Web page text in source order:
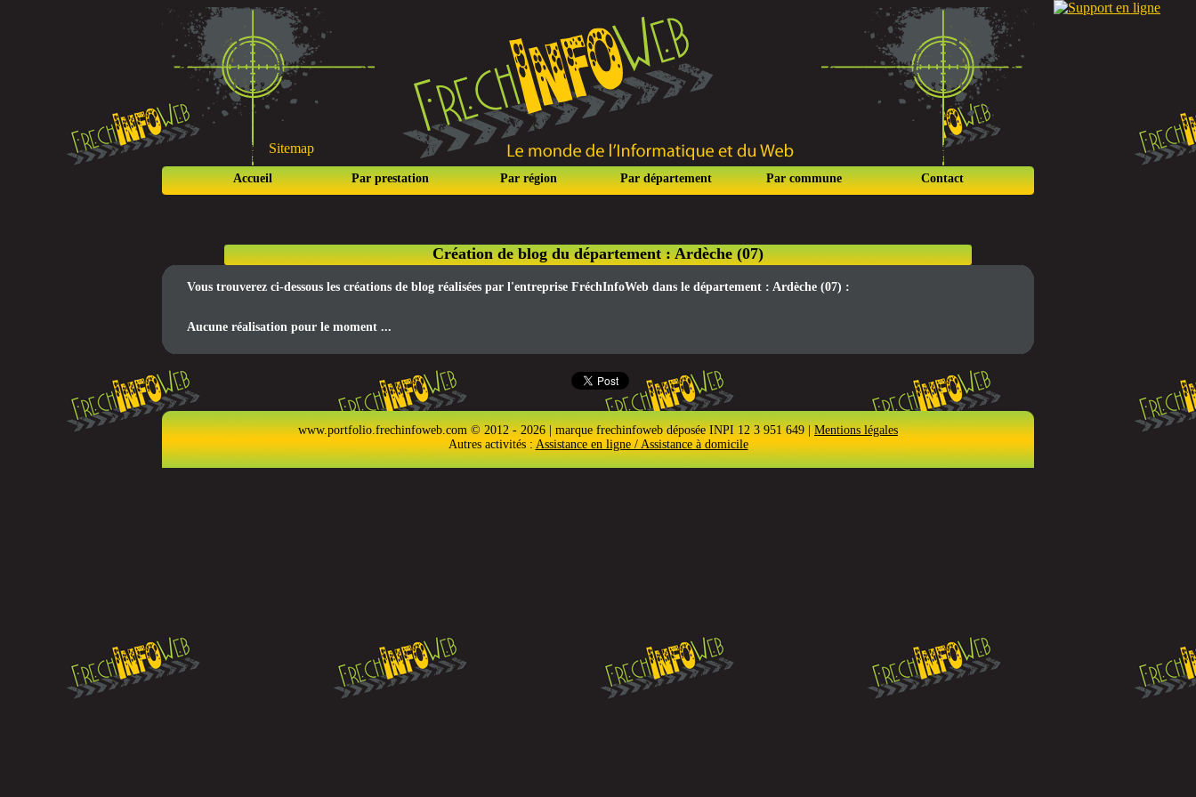
Sitemap
Accueil Par prestation Par région Par département Par commune Contact
Création de blog du département : Ardèche (07)
Vous trouverez ci-dessous les créations de blog réalisées par l'entreprise FréchInfoWeb dans le département : Ardèche (07) :
Aucune réalisation pour le moment ...
www.portfolio.frechinfoweb.com © 2012 - 2026 | marque frechinfoweb déposée INPI 12 3 951 649 |Mentions légales
Autres activités : Assistance en ligne / Assistance à domicile